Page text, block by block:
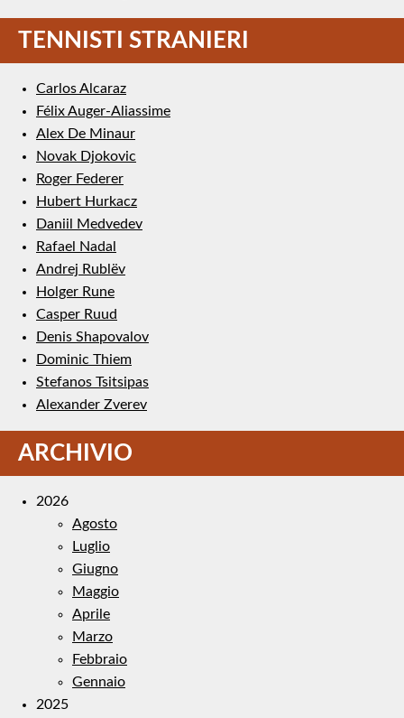
TENNISTI STRANIERI
Carlos Alcaraz
Félix Auger-Aliassime
Alex De Minaur
Novak Djokovic
Roger Federer
Hubert Hurkacz
Daniil Medvedev
Rafael Nadal
Andrej Rublëv
Holger Rune
Casper Ruud
Denis Shapovalov
Dominic Thiem
Stefanos Tsitsipas
Alexander Zverev
ARCHIVIO
2026
Agosto
Luglio
Giugno
Maggio
Aprile
Marzo
Febbraio
Gennaio
2025